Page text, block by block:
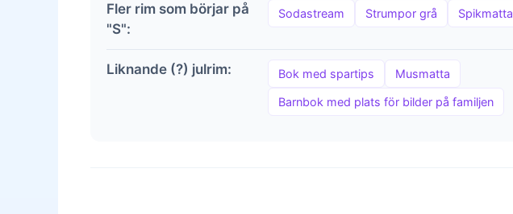
Fler rim som börjar på
"S":
Sodastream Strumpor grå Spikmatta
Liknande (?) julrim: Bok med spartips Musmatta
Barnbok med plats för bilder på familjen